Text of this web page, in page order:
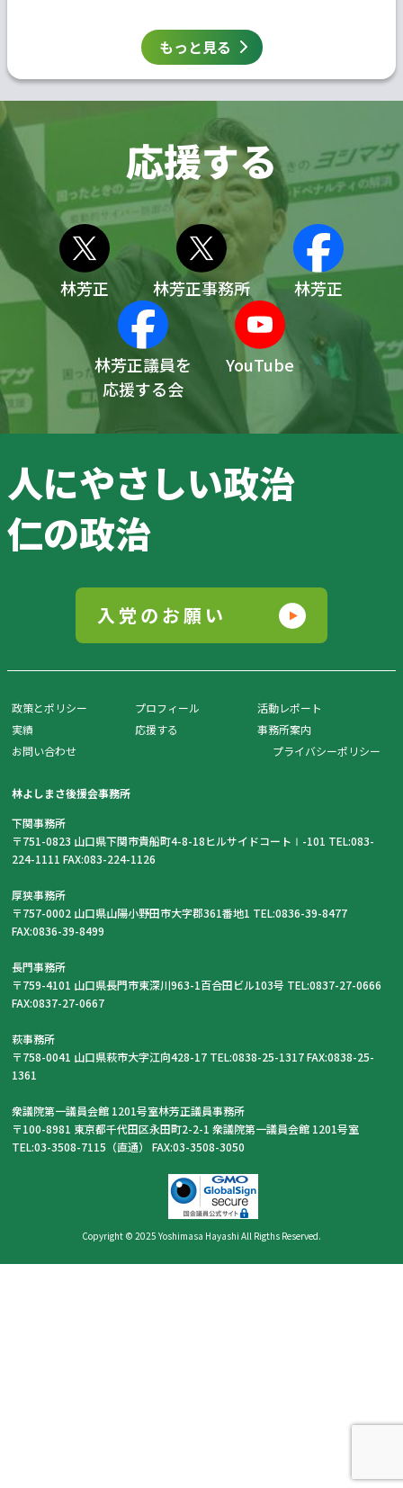
もっと見る
応援する
林芳正 林芳正事務所 林芳正
林芳正議員を
応援する会
YouTube
人にやさしい政治
仁の政治
入党のお願い
政策とポリシー プロフィール
活動レポート
実績
応援する
事務所案内
お問い合わせ
プライバシーポリシー
Copyright © 2025 Yoshimasa Hayashi All Rigths Reserved.
林よしまさ後援会事務所
下関事務所
〒751-0823 山口県下関市貴船町4-8-18ヒルサイドコートⅠ-101 TEL:083-
224-1111 FAX:083-224-1126
厚狭事務所
〒757-0002 山口県山陽小野田市大字郡361番地1 TEL:0836-39-8477
FAX:0836-39-8499
長門事務所
〒759-4101 山口県長門市東深川963-1百合田ビル103号 TEL:0837-27-0666
FAX:0837-27-0667
萩事務所
〒758-0041 山口県萩市大字江向428-17 TEL:0838-25-1317 FAX:0838-25-
1361
衆議院第一議員会館 1201号室林芳正議員事務所
〒100-8981 東京都千代田区永田町2-2-1 衆議院第一議員会館 1201号室
TEL:03-3508-7115（直通） FAX:03-3508-3050